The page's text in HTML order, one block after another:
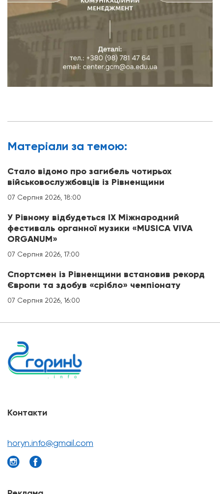
Матерiали за темою:
Стало відомо про загибель чотирьох
військовослужбовців із Рівненщини
07 Серпня 2026, 18:00
У Рівному відбудеться IX Міжнародний
фестиваль органної музики «MUSICA VIVA
ORGANUM»
07 Серпня 2026, 17:00
Спортсмен із Рівненщини встановив рекорд
Європи та здобув «срібло» чемпіонату
07 Серпня 2026, 16:00
Контакти
horyn.info@gmail.com